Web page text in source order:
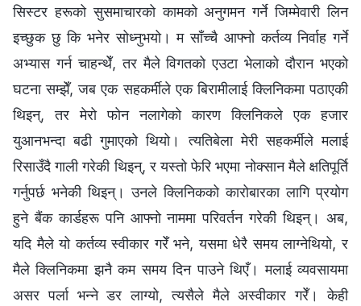
सिस्टर हरूको सुसमाचारको कामको अनुगमन गर्ने जिम्मेवारी लिन
इच्छुक छु कि भनेर सोध्नुभयो। म साँच्चै आफ्नो कर्तव्य निर्वाह गर्ने
अभ्यास गर्न चाहन्थेँ, तर मैले विगतको एउटा भेलाको दौरान भएको
घटना सम्झेँ, जब एक सहकर्मीले एक बिरामीलाई क्लिनिकमा पठाएकी
थिइन्, तर मेरो फोन नलागेको कारण क्लिनिकले एक हजार
युआनभन्दा बढी गुमाएको थियो। त्यतिबेला मेरी सहकर्मीले मलाई
रिसाउँदै गाली गरेकी थिइन्, र यस्तो फेरि भएमा नोक्सान मैले क्षतिपूर्ति
गर्नुपर्छ भनेकी थिइन्। उनले क्लिनिकको कारोबारका लागि प्रयोग
हुने बैंक कार्डहरू पनि आफ्नो नाममा परिवर्तन गरेकी थिइन्। अब,
यदि मैले यो कर्तव्य स्वीकार गरेँ भने, यसमा धेरै समय लाग्नेथियो, र
मैले क्लिनिकमा झनै कम समय दिन पाउने थिएँ। मलाई व्यवसायमा
असर पर्ला भन्ने डर लाग्यो, त्यसैले मैले अस्वीकार गरेँ। केही